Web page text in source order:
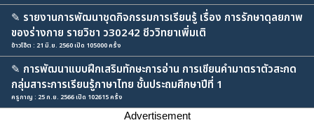
✎ รายงานการพัฒนาชุดกิจกรรมการเรียนรู้ เรื่อง การรักษาดุลยภาพ
ของร่างกาย รายวิชา ว30242 ชีววิทยาเพิ่มเติ
ข้าวโอ๊ต : 21 มิ.ย. 2560 เปิด 105000 ครั้ง
✎ การพัฒนาแบบฝึกเสริมทักษะการอ่าน การเขียนคำมาตราตัวสะกด
กลุ่มสาระการเรียนรู้ภาษาไทย ชั้นประถมศึกษาปีที่ 1
ครูกาญ : 25 ก.ย. 2566 เปิด 102615 ครั้ง
Advertisement